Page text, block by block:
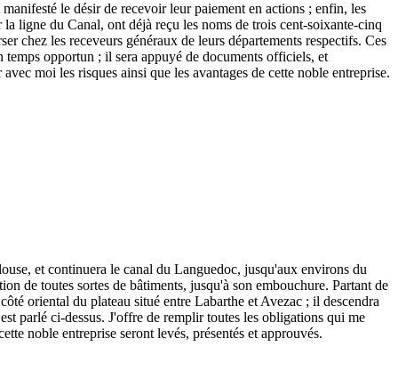
le désir de recevoir leur paiement en actions ; enfin, les
ligne du Canal, ont déjà reçu les noms de trois cent-soixante-cinq
chez les receveurs généraux de leurs départements respectifs. Ces
temps opportun ; il sera appuyé de documents officiels, et
moi les risques ainsi que les avantages de cette noble entreprise.
et continuera le canal du Languedoc, jusqu'aux environs du
de toutes sortes de bâtiments, jusqu'à son embouchure. Partant de
oriental du plateau situé entre Labarthe et Avezac ; il descendra
parlé ci-dessus. J'offre de remplir toutes les obligations qui me
noble entreprise seront levés, présentés et approuvés.